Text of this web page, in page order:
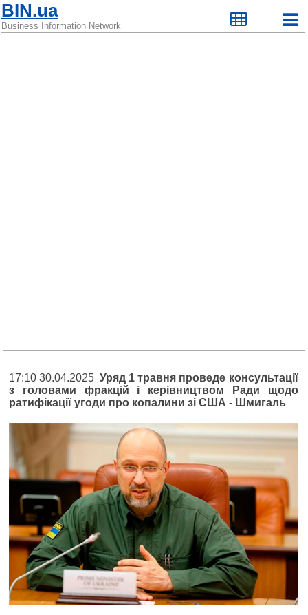
BIN.ua
Business Information Network
17:10 30.04.2025Уряд 1 травня проведе консультації
з головами фракцій і керівництвом Ради щодо
ратифікації угоди про копалини зі США - Шмигаль